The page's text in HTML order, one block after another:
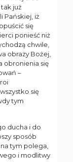
już
Pańskiej, iż
się
ponieść niż
chwile,
obrazy Bożej,
obronienia się
–
się
tym
ducha i do
sposób
tym polega,
i modlitwy